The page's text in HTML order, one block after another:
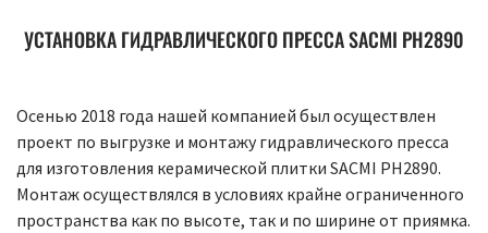
УСТАНОВКА ГИДРАВЛИЧЕСКОГО ПРЕССА SACMI PH2890
Осенью 2018 года нашей компанией был осуществлен
проект по выгрузке и монтажу гидравлического пресса
для изготовления керамической плитки SACMI PH2890.
Монтаж осуществлялся в условиях крайне ограниченного
пространства как по высоте, так и по ширине от приямка.